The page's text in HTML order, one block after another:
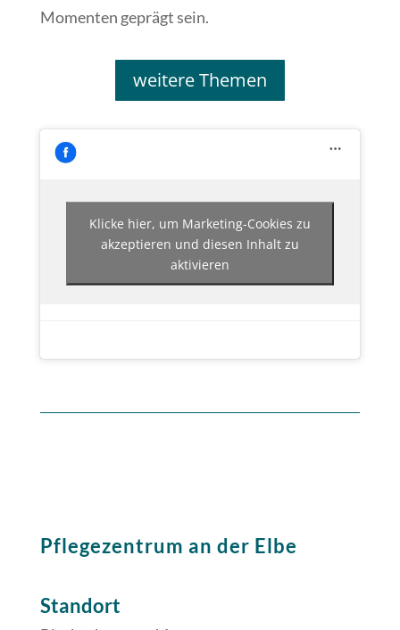
Momenten geprägt sein.
weitere Themen
Klicke hier, um Marketing-Cookies zu
akzeptieren und diesen Inhalt zu
aktivieren
Pflegezentrum an der Elbe
Standort